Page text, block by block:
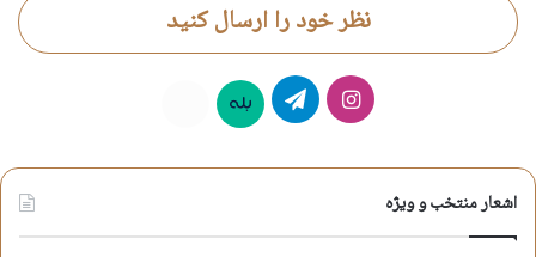
نظر خود را ارسال کنید
اینستاگرامتلگرام بله
اشعار منتخب و ویژه